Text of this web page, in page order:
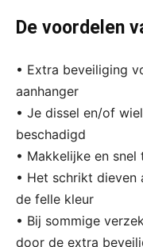
De voordelen
• Extra beveiliging
aanhanger
• Je dissel en/of
beschadigd
• Makkelijke en snel
• Het schrikt
de felle kleur
• Bij sommige
door de extra